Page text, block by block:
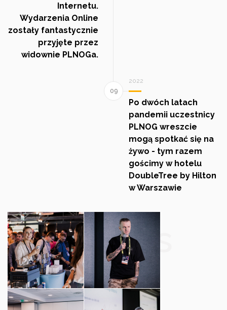
Internetu.
Wydarzenia Online
zostały fantastycznie
przyjęte przez
widownie PLNOGa.
2022
Po dwóch latach
pandemii uczestnicy
PLNOG wreszcie
mogą spotkać się na
żywo - tym razem
gościmy w hotelu
DoubleTree by Hilton
w Warszawie
Photos